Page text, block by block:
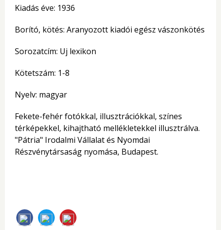
Kiadás éve: 1936
Borító, kötés: Aranyozott kiadói egész vászonkötés
Sorozatcím: Uj lexikon
Kötetszám: 1-8
Nyelv: magyar
Fekete-fehér fotókkal, illusztrációkkal, színes
térképekkel, kihajtható mellékletekkel illusztrálva.
"Pátria" Irodalmi Vállalat és Nyomdai
Részvénytársaság nyomása, Budapest.